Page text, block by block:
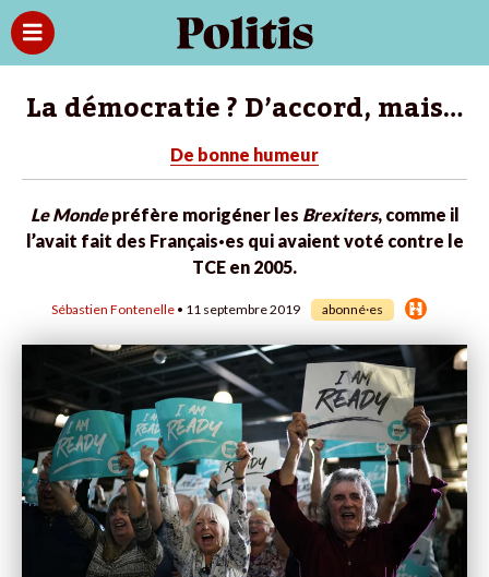
La démocratie ? D’accord, mais…
De bonne humeur
Le Mondepréfère morigéner les Brexiters, comme il
l’avait fait des Français·es qui avaient voté contre le
TCE en 2005.
Sébastien Fontenelle • 11 septembre 2019 abonné·es